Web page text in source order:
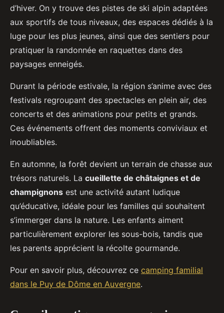
d’hiver. On y trouve des pistes de ski alpin adaptées
aux sportifs de tous niveaux, des espaces dédiés à la
luge pour les plus jeunes, ainsi que des sentiers pour
pratiquer la randonnée en raquettes dans des
paysages enneigés.
Durant la période estivale, la région s’anime avec des
festivals regroupant des spectacles en plein air, des
concerts et des animations pour petits et grands.
Ces événements offrent des moments conviviaux et
inoubliables.
En automne, la forêt devient un terrain de chasse aux
trésors naturels. La cueillette de châtaignes et de
champignons est une activité autant ludique
qu’éducative, idéale pour les familles qui souhaitent
s’immerger dans la nature. Les enfants aiment
particulièrement explorer les sous-bois, tandis que
les parents apprécient la récolte gourmande.
Pour en savoir plus, découvrez ce camping familial
dans le Puy de Dôme en Auvergne.